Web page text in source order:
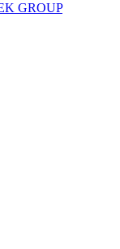
GROUP